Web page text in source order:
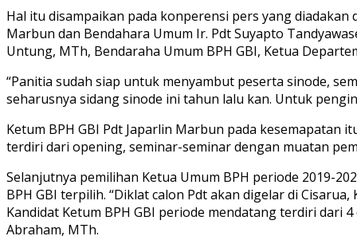
Hal itu disampaikan pada konperensi pers yang diadakan
Marbun dan Bendahara Umum Ir. Pdt Suyapto
Untung, MTh, Bendaraha Umum BPH GBI, Ketua
“Panitia sudah siap untuk menyambut peserta sinode,
seharusnya sidang sinode ini tahun lalu kan. Untuk
Ketum BPH GBI Pdt Japarlin Marbun pada kesemapatan
terdiri dari opening, seminar-seminar dengan muatan
Selanjutnya pemilihan Ketua Umum BPH periode 2019-
BPH GBI terpilih. “Diklat calon Pdt akan digelar di
Kandidat Ketum BPH GBI periode mendatang terdiri dari
Abraham, MTh.